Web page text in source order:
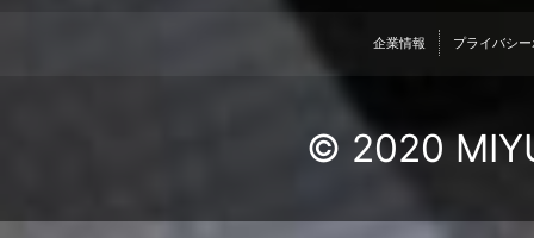
企業情報 プライバシ
© 2020